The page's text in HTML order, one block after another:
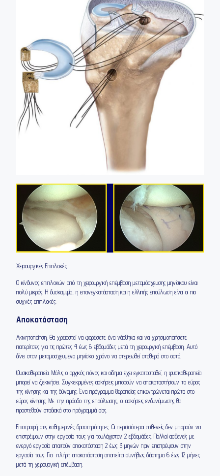
Χειρουργικές Επιπλοκές
Ο κίνδυνος επιπλοκών από τη χειρουργική επέμβαση μεταμόσχευσης μηνίσκου είναι
πολύ μικρός. Η δυσκαμψία, η επανεγκατάσταση και η ελλιπής επούλωση είναι οι πιο
συχνές επιπλοκές.
Αποκατάσταση
Ακινητοποίηση. Θα χρειαστεί να φορέσετε ένα νάρθηκα και να χρησιμοποιήσετε
πατερίτσες για τις πρώτες 4 έως 6 εβδομάδες μετά τη χειρουργική επέμβαση. Αυτό
δίνει στον μεταμοσχευμένο μηνίσκο χρόνο να στερεωθεί σταθερά στο οστό.
Φυσικοθεραπεία. Μόλις ο αρχικός πόνος και οίδημα έχει εγκατασταθεί, η φυσικοθεραπεία
μπορεί να ξεκινήσει. Συγκεκριμένες ασκήσεις μπορούν να αποκαταστήσουν το εύρος
της κίνησης και της δύναμης. Ένα πρόγραμμα θεραπείας επικεντρώνεται πρώτα στο
εύρος κίνησης. Με την πρόοδο της επούλωσης, οι ασκήσεις ενδυνάμωσης θα
προστεθούν σταδιακά στο πρόγραμμά σας.
Επιστροφή στις καθημερινές δραστηριότητες. Οι περισσότεροι ασθενείς δεν μπορούν να
επιστρέψουν στην εργασία τους για τουλάχιστον 2 εβδομάδες. Πολλοί ασθενείς με
ενεργό εργασία απαιτούν αποκατάσταση 2 έως 3 μηνών πριν επιστρέψουν στην
εργασία τους. Για πλήρη αποκατάσταση απαιτείται συνήθως διάστημα 6 έως 12 μήνες
μετά τη χειρουργική επέμβαση.